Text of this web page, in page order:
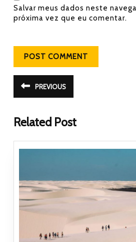
Salvar meus dados neste
próxima vez que eu comentar.
Navegação de Post
PREVIOUS
anterior:
Related Post